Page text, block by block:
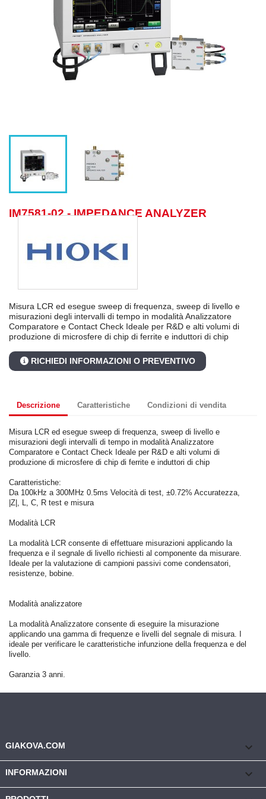
IM7581-02 - IMPEDANCE ANALYZER
Misura LCR ed esegue sweep di frequenza, sweep di livello e
misurazioni degli intervalli di tempo in modalità Analizzatore
Comparatore e Contact Check Ideale per R&D e alti volumi di
produzione di microsfere di chip di ferrite e induttori di chip
RICHIEDI INFORMAZIONI O PREVENTIVO
Descrizione Caratteristiche Condizioni di vendita
Misura LCR ed esegue sweep di frequenza, sweep di livello e
misurazioni degli intervalli di tempo in modalità Analizzatore
Comparatore e Contact Check Ideale per R&D e alti volumi di
produzione di microsfere di chip di ferrite e induttori di chip
Caratteristiche:
Da 100kHz a 300MHz 0.5ms Velocità di test, ±0.72% Accuratezza,
|Z|, L, C, R test e misura
Modalità LCR
La modalità LCR consente di effettuare misurazioni applicando la
frequenza e il segnale di livello richiesti al componente da misurare.
Ideale per la valutazione di campioni passivi come condensatori,
resistenze, bobine.
Modalità analizzatore
La modalità Analizzatore consente di eseguire la misurazione
applicando una gamma di frequenze e livelli del segnale di misura. I
ideale per verificare le caratteristiche infunzione della frequenza e del
livello.
Garanzia 3 anni.
GIAKOVA.COM keyboard_arrow_down
INFORMAZIONI 